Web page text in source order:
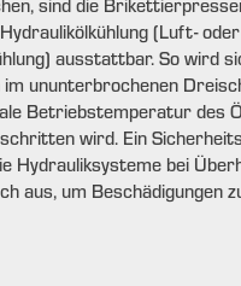
sind die
(Luft- oder
ausstattbar. So wird
im ununterbrochenen
Betriebstemperatur des
wird. Ein
Hydrauliksysteme bei
aus, um Beschädigungen